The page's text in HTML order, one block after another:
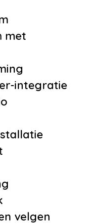
met
integratie
velgen